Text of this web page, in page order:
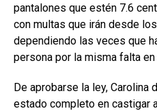
pantalones que estén 7.6
con multas que irán desde
dependiendo las veces que
persona por la misma falta
De aprobarse la ley, Carolina
estado completo en castigar